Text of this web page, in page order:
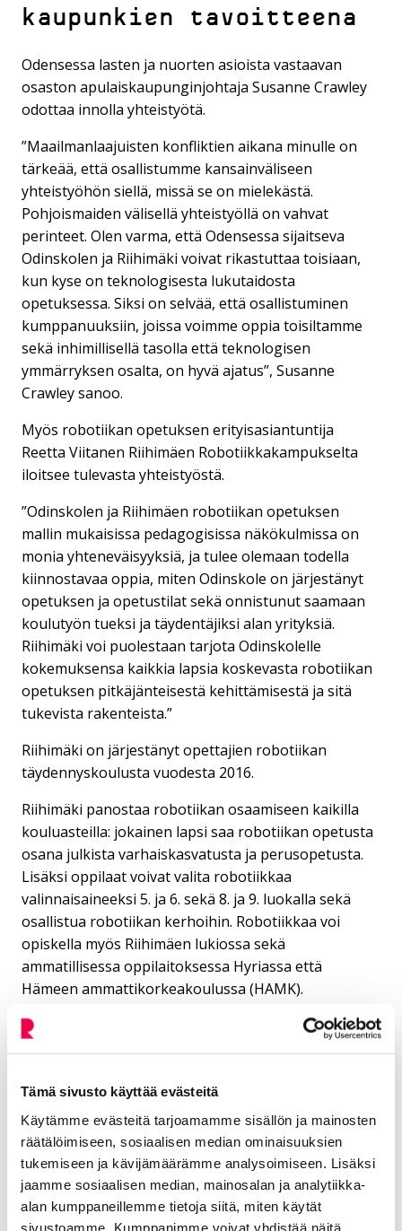
Tämä sivusto käyttää evästeitä
Käytämme evästeitä tarjoamamme sisällön ja mainosten
räätälöimiseen, sosiaalisen median ominaisuuksien
tukemiseen ja kävijämäärämme analysoimiseen. Lisäksi
jaamme sosiaalisen median, mainosalan ja analytiikka-
alan kumppaneillemme tietoja siitä, miten käytät
sivustoamme. Kumppanimme voivat yhdistää näitä
kaupunkien tavoitteena
Odensessa lasten ja nuorten asioista vastaavan
osaston apulaiskaupunginjohtaja Susanne Crawley
odottaa innolla yhteistyötä.
”Maailmanlaajuisten konfliktien aikana minulle on
tärkeää, että osallistumme kansainväliseen
yhteistyöhön siellä, missä se on mielekästä.
Pohjoismaiden välisellä yhteistyöllä on vahvat
perinteet. Olen varma, että Odensessa sijaitseva
Odinskolen ja Riihimäki voivat rikastuttaa toisiaan,
kun kyse on teknologisesta lukutaidosta
opetuksessa. Siksi on selvää, että osallistuminen
kumppanuuksiin, joissa voimme oppia toisiltamme
sekä inhimillisellä tasolla että teknologisen
ymmärryksen osalta, on hyvä ajatus”, Susanne
Crawley sanoo.
Myös robotiikan opetuksen erityisasiantuntija
Reetta Viitanen Riihimäen Robotiikkakampukselta
iloitsee tulevasta yhteistyöstä.
”Odinskolen ja Riihimäen robotiikan opetuksen
mallin mukaisissa pedagogisissa näkökulmissa on
monia yhteneväisyyksiä, ja tulee olemaan todella
kiinnostavaa oppia, miten Odinskole on järjestänyt
opetuksen ja opetustilat sekä onnistunut saamaan
koulutyön tueksi ja täydentäjiksi alan yrityksiä.
Riihimäki voi puolestaan tarjota Odinskolelle
kokemuksensa kaikkia lapsia koskevasta robotiikan
opetuksen pitkäjänteisestä kehittämisestä ja sitä
tukevista rakenteista.”
Riihimäki on järjestänyt opettajien robotiikan
täydennyskoulusta vuodesta 2016.
Riihimäki panostaa robotiikan osaamiseen kaikilla
kouluasteilla: jokainen lapsi saa robotiikan opetusta
osana julkista varhaiskasvatusta ja perusopetusta.
Lisäksi oppilaat voivat valita robotiikkaa
valinnaisaineeksi 5. ja 6. sekä 8. ja 9. luokalla sekä
osallistua robotiikan kerhoihin. Robotiikkaa voi
opiskella myös Riihimäen lukiossa sekä
ammatillisessa oppilaitoksessa Hyriassa että
Hämeen ammattikorkeakoulussa (HAMK).
Tanskalainen Odense on yksi maailman johtavista
robotiikan tutkimus-, kehittämis- ja
kehittämisen tarina sai alkunsa Maerskin
laivanvarustamon havahtuessa 1980-luvulla siihen,
että työpaikat uhkasivat valua pois Tanskasta
halvempien työvoimakustannusten maihin. Tämä sai
Maerskin panostamaan teknologiaan ja
robotiikkaan, jotta kilpailukyky markkinoilla säilyisi.